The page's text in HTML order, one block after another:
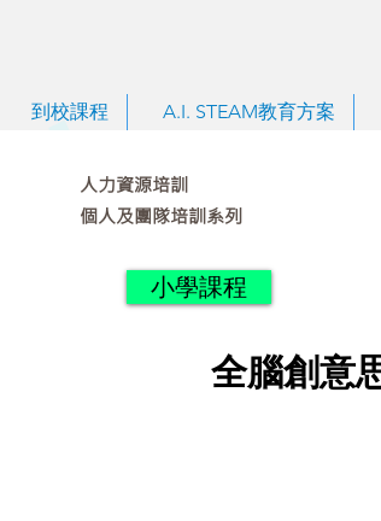
到校課程 A.I. STEAM教育方案
個人及團隊培訓系列
人力資源培訓
小學課程
全腦創意